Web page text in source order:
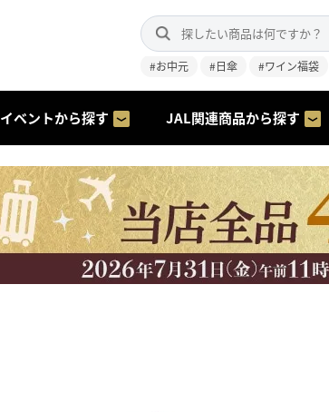
#お中元 #日傘 #ワイン福袋
イベントから探す JAL関連商品から探す